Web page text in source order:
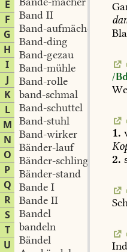
E
F
G
H
I
J
K
L
M
N
O
P
Q
R
S
T
U
Band II
Band-aufmächersche
Band-ding
Band-gezau
Band-mühle
Band-rolle
band-schmal
Band-schuttel
Band-stuhl
Band-wirker
Bänder-lauf
Bänder-schlinge
Bänder-stand
Bande I
Bande II
Bandel
bandeln
Bändel
/
1.
2.